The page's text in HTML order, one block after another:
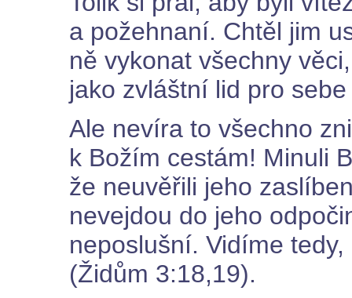
a požehnaní. Chtěl jim
ně vykonat všechny
jako zvláštní lid pro
Ale nevíra to všechno
k Božím cestám! Minuli
že neuvěřili jeho
nevejdou do jeho
neposlušní. Vidíme
(Židům 3:18,19).